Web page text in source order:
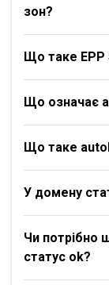
зон?
Що таке EPP
Що означає
Що таке
У домену
Чи потрібно
статус ok?